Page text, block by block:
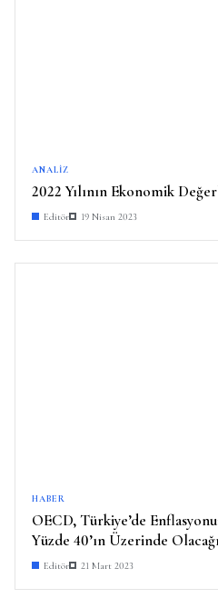
ANALIZ
2022 Yılının Ekonomik
Editör 19 Nisan 2023
HABER
OECD, Türkiye’de
Yüzde 40’ın Üzerinde
Editör 21 Mart 2023